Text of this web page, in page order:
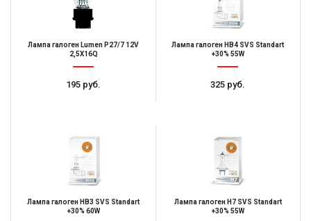
Лампа галоген Lumen P27/7 12V
2,5X16Q
195 руб.
Лампа галоген HB4 SVS Standart
+30% 55W
325 руб.
Лампа галоген HB3 SVS Standart
+30% 60W
Лампа галоген H7 SVS Standart
+30% 55W